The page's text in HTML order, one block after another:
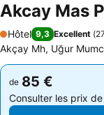
Akcay Mas
1 Étoiles
Hôtel 9,3 Excellent (
Akçay Mh, Uğur
de 85 €
Consulter les prix de
de 85 €
Consulter les prix de